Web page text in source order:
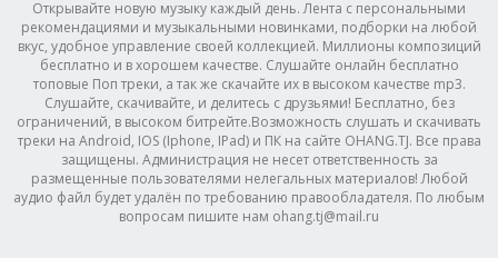
Открывайте новую музыку каждый день. Лента с персональными
рекомендациями и музыкальными новинками, подборки на любой
вкус, удобное управление своей коллекцией. Миллионы композиций
бесплатно и в хорошем качестве. Слушайте онлайн бесплатно
топовые Поп треки, а так же скачайте их в высоком качестве mp3.
Слушайте, скачивайте, и делитесь с друзьями! Бесплатно, без
ограничений, в высоком битрейте.Возможность слушать и скачивать
треки на Android, IOS (Iphone, IPad) и ПК на сайте OHANG.TJ. Все права
защищены. Администрация не несет ответственность за
размещенные пользователями нелегальных материалов! Любой
аудио файл будет удалён по требованию правообладателя. По любым
вопросам пишите нам ohang.tj@mail.ru